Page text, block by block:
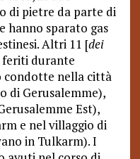
di pietre da parte di
hanno sparato gas
Altri 11 [dei
feriti durante
condotte nella città
di Gerusalemme),
Est),
e nel villaggio di
in Tulkarm). I